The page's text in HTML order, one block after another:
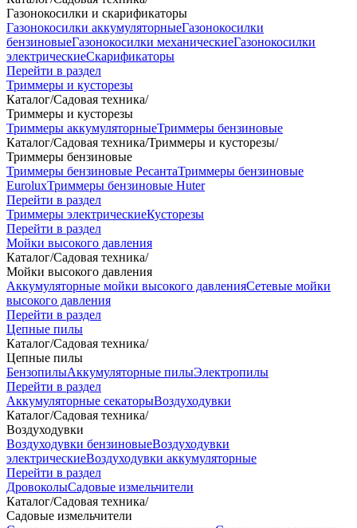
Газонокосилки и скарификаторы
Газонокосилки аккумуляторныеГазонокосилки
бензиновыеГазонокосилки механическиеГазонокосилки
электрическиеСкарификаторы
Перейти в раздел
Триммеры и кусторезы
Каталог/Садовая техника/
Триммеры и кусторезы
Триммеры аккумуляторныеТриммеры бензиновые
Каталог/Садовая техника/Триммеры и кусторезы/
Триммеры бензиновые
Триммеры бензиновые РесантаТриммеры бензиновые
EuroluxТриммеры бензиновые Huter
Перейти в раздел
Триммеры электрическиеКусторезы
Перейти в раздел
Мойки высокого давления
Каталог/Садовая техника/
Мойки высокого давления
Аккумуляторные мойки высокого давленияСетевые мойки
высокого давления
Перейти в раздел
Цепные пилы
Каталог/Садовая техника/
Цепные пилы
БензопилыАккумуляторные пилыЭлектропилы
Перейти в раздел
Аккумуляторные секаторыВоздуходувки
Каталог/Садовая техника/
Воздуходувки
Воздуходувки бензиновыеВоздуходувки
электрическиеВоздуходувки аккумуляторные
Перейти в раздел
ДровоколыСадовые измельчители
Каталог/Садовая техника/
Садовые измельчители